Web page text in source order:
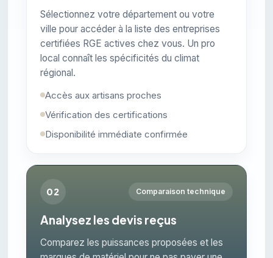
Sélectionnez votre département ou votre
ville pour accéder à la liste des entreprises
certifiées RGE actives chez vous. Un pro
local connaît les spécificités du climat
régional.
Accès aux artisans proches
Vérification des certifications
Disponibilité immédiate confirmée
02 Comparaison technique
Analysez les devis reçus
Comparez les puissances proposées et les